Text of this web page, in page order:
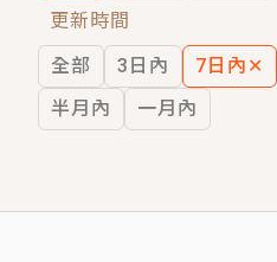
更新時間
全部
3日內 7日內 ✕
半月內
一月內